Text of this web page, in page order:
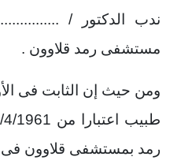
ندب الدكتور /
مستشفى رمد قلاوون .
ومن حيث إن الثابت فى